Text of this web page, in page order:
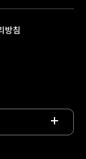
tv
방침